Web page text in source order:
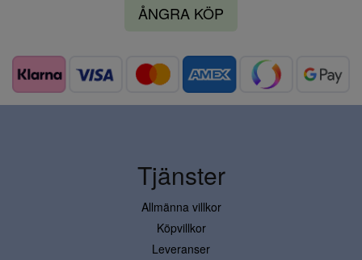
ÅNGRA KÖP
Tjänster
Allmänna villkor
Köpvillkor
Leveranser